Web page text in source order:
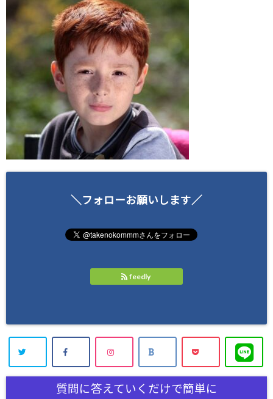
＼フォローお願いします／
feedly
質問に答えていくだけで簡単に